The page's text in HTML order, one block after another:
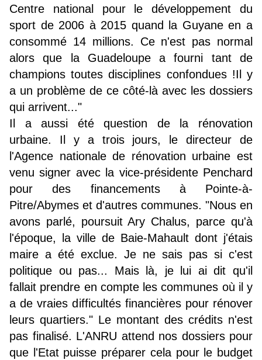
Centre national pour le développement du
sport de 2006 à 2015 quand la Guyane en a
consommé 14 millions. Ce n'est pas normal
alors que la Guadeloupe a fourni tant de
champions toutes disciplines confondues !Il y
a un problème de ce côté-là avec les dossiers
qui arrivent..."
Il a aussi été question de la rénovation
urbaine. Il y a trois jours, le directeur de
l'Agence nationale de rénovation urbaine est
venu signer avec la vice-présidente Penchard
pour des financements à Pointe-à-
Pitre/Abymes et d'autres communes. "Nous en
avons parlé, poursuit Ary Chalus, parce qu'à
l'époque, la ville de Baie-Mahault dont j'étais
maire a été exclue. Je ne sais pas si c'est
politique ou pas... Mais là, je lui ai dit qu'il
fallait prendre en compte les communes où il y
a de vraies difficultés financières pour rénover
leurs quartiers." Le montant des crédits n'est
pas finalisé. L'ANRU attend nos dossiers pour
que l'Etat puisse préparer cela pour le budget